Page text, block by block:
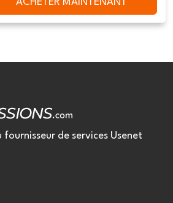
ACHETER MAINTENANT
de services Usenet